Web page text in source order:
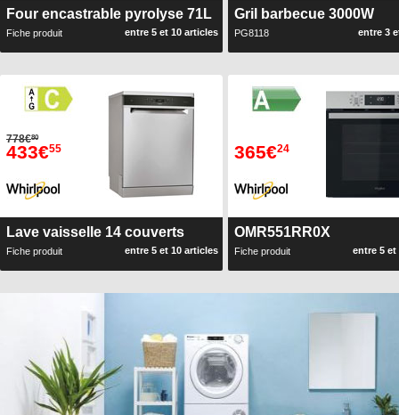
Four encastrable pyrolyse 71L
Fiche produit entre 5 et 10 articles
Gril barbecue 3000W
PG8118 entre 3
778€80
433€55
Lave vaisselle 14 couverts
Fiche produit entre 5 et 10 articles
365€24
OMR551RR0X
Fiche produit entre 5 et